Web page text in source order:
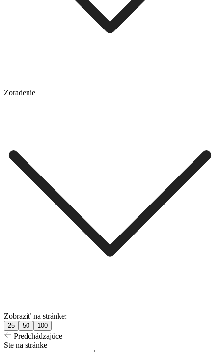
Zoradenie
Zobraziť na stránke:
25 50 100
Predchádzajúce
Ste na stránke